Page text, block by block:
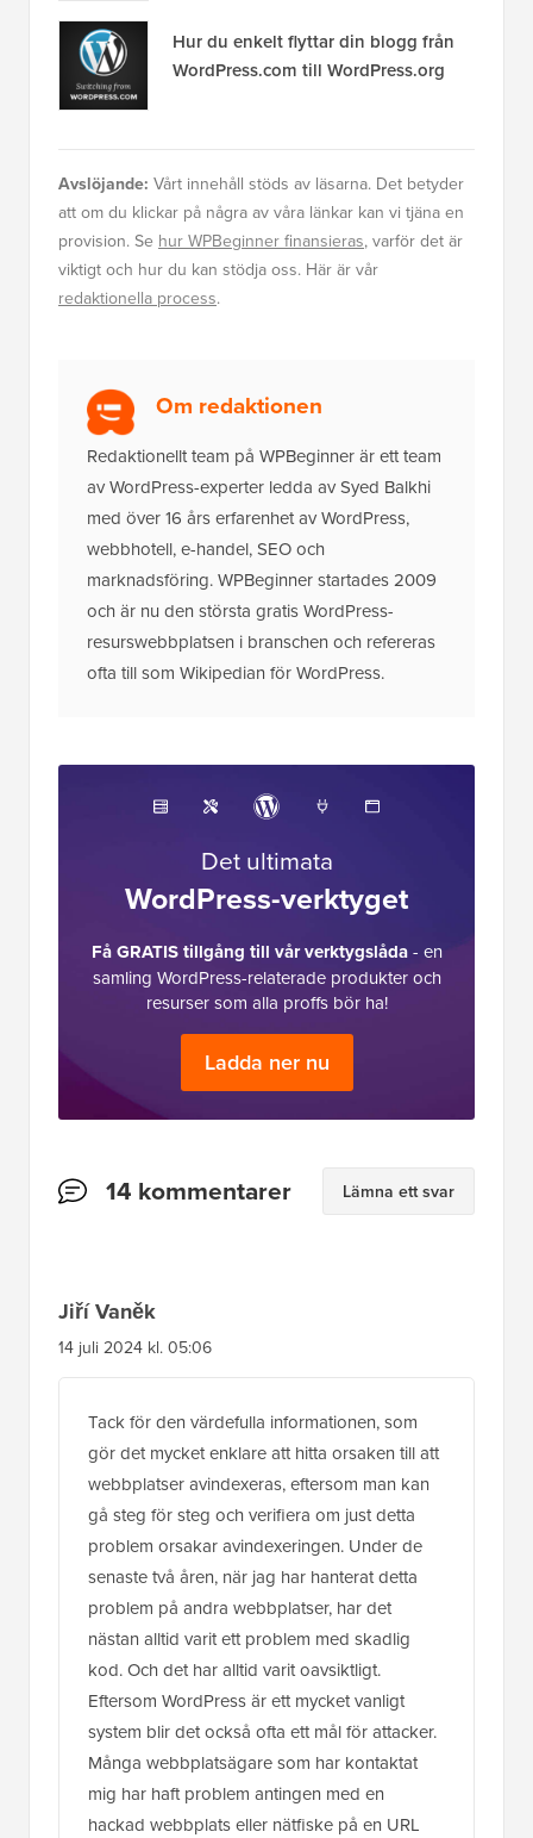
Hur du enkelt flyttar din blogg från
WordPress.com till WordPress.org
Avslöjande: Vårt innehåll stöds av läsarna. Det betyder
att om du klickar på några av våra länkar kan vi tjäna en
provision. Se hur WPBeginner finansieras, varför det är
viktigt och hur du kan stödja oss. Här är vår
redaktionella process.
Om redaktionen
Redaktionellt team på WPBeginner är ett team
av WordPress-experter ledda av Syed Balkhi
med över 16 års erfarenhet av WordPress,
webbhotell, e-handel, SEO och
marknadsföring. WPBeginner startades 2009
och är nu den största gratis WordPress-
resurswebbplatsen i branschen och refereras
ofta till som Wikipedian för WordPress.
Det ultimata
WordPress-verktyget
Få GRATIS tillgång till vår verktygslåda- en
samling WordPress-relaterade produkter och
resurser som alla proffs bör ha!
Ladda ner nu
Läsarnas14 kommentarer Lämna ett svar
Jiří Vaněk
14 juli 2024 kl. 05:06
Tack för den värdefulla informationen, som
gör det mycket enklare att hitta orsaken till att
webbplatser avindexeras, eftersom man kan
gå steg för steg och verifiera om just detta
problem orsakar avindexeringen. Under de
senaste två åren, när jag har hanterat detta
problem på andra webbplatser, har det
nästan alltid varit ett problem med skadlig
kod. Och det har alltid varit oavsiktligt.
Eftersom WordPress är ett mycket vanligt
system blir det också ofta ett mål för attacker.
Många webbplatsägare som har kontaktat
mig har haft problem antingen med en
hackad webbplats eller nätfiske på en URL